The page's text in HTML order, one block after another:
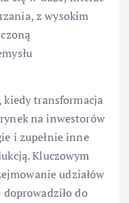
z wysokim
kiedy transformacja
na inwestorów
i zupełnie inne
Kluczowym
udziałów
do